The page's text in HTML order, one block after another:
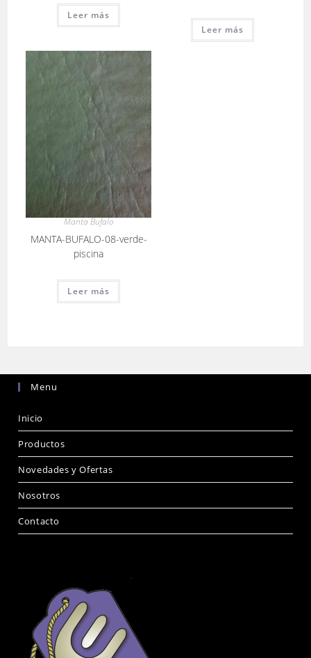
Leer más
Leer más
Manta Bufalo
MANTA-BUFALO-08-verde-
piscina
Leer más
Menu
Inicio
Productos
Novedades y Ofertas
Nosotros
Contacto